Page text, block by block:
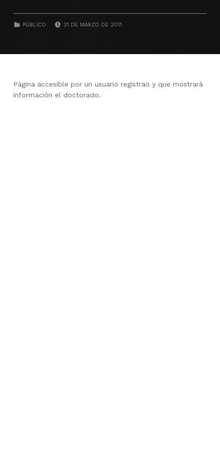
CATEGORIZED IN:
PÚBLICO 31 DE MARZO DE 2011
Página accesible por un usuario registrao y que mostrará
información el doctorado.